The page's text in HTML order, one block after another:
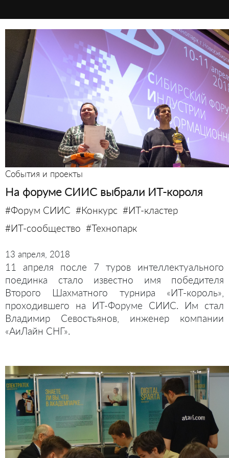
События и проекты
На форуме СИИС выбрали ИТ-короля
#Форум СИИС #Конкурс #ИТ-кластер
#ИТ-сообщество #Технопарк
13 апреля, 2018
11 апреля после 7 туров интеллектуального
поединка стало известно имя победителя
Второго Шахматного турнира «ИТ-король»,
проходившего на ИТ-Форуме СИИС. Им стал
Владимир Севостьянов, инженер компании
«АиЛайн СНГ».